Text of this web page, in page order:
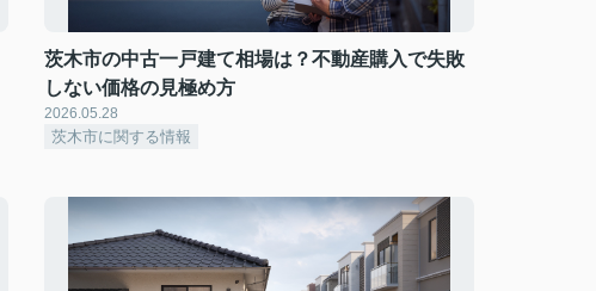
茨木市の中古一戸建て相場は？不動産購入で失敗
しない価格の見極め方
2026.05.28
茨木市に関する情報